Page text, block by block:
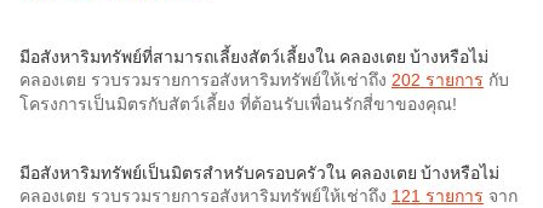
มีอสังหาริมทรัพย์ที่สามารถเลี้ยงสัตว์เลี้ยงใน คลองเตย บ้างหรือไม่
คลองเตย รวบรวมรายการอสังหาริมทรัพย์ให้เช่าถึง 202 รายการ กับ
โครงการเป็นมิตรกับสัตว์เลี้ยง ที่ต้อนรับเพื่อนรักสี่ขาของคุณ!
มีอสังหาริมทรัพย์เป็นมิตรสำหรับครอบครัวใน คลองเตย บ้างหรือไม่
คลองเตย รวบรวมรายการอสังหาริมทรัพย์ให้เช่าถึง 121 รายการ จาก